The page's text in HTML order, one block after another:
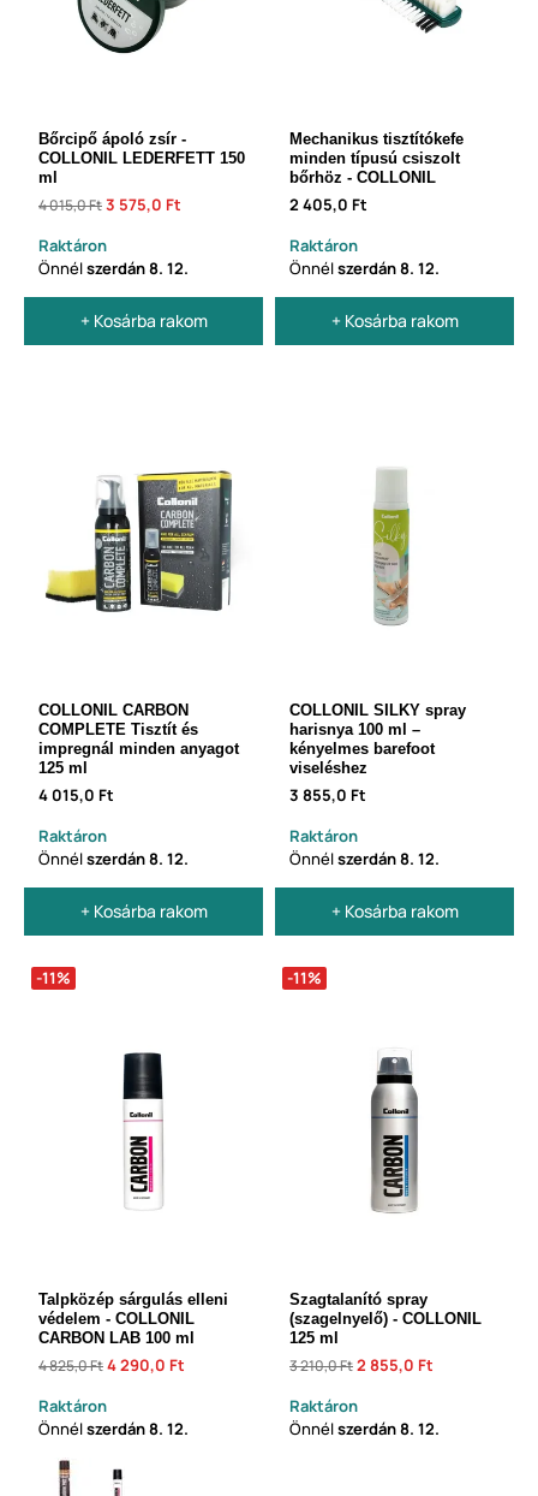
Bőrcipő ápoló zsír -
COLLONIL LEDERFETT 150
ml
4 015,0 Ft3 575,0 Ft
Raktáron
Önnélszerdán8. 12.
+ Kosárba rakom
Mechanikus tisztítókefe
minden típusú csiszolt
bőrhöz - COLLONIL
2 405,0 Ft
Raktáron
Önnélszerdán8. 12.
+ Kosárba rakom
COLLONIL CARBON
COMPLETE Tisztít és
impregnál minden anyagot
125 ml
4 015,0 Ft
Raktáron
Önnélszerdán8. 12.
+ Kosárba rakom
COLLONIL SILKY spray
harisnya 100 ml –
kényelmes barefoot
viseléshez
3 855,0 Ft
Raktáron
Önnélszerdán8. 12.
+ Kosárba rakom
-11%
Talpközép sárgulás elleni
védelem - COLLONIL
CARBON LAB 100 ml
4 825,0 Ft4 290,0 Ft
Raktáron
Önnélszerdán8. 12.
-11%
Szagtalanító spray
(szagelnyelő) - COLLONIL
125 ml
3 210,0 Ft2 855,0 Ft
Raktáron
Önnélszerdán8. 12.